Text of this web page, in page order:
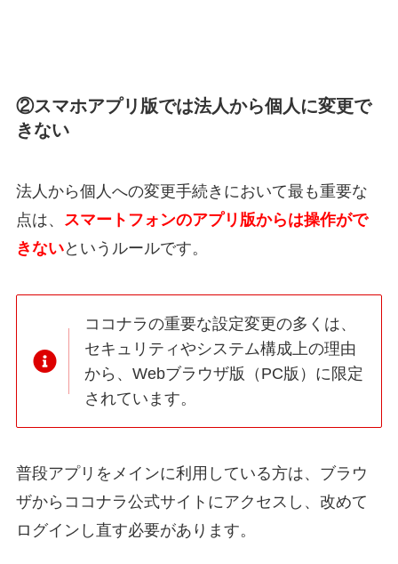
②スマホアプリ版では法人から個人に変更で
きない
法人から個人への変更手続きにおいて最も重要な
点は、 スマートフォンのアプリ版からは操作がで
きないというルールです。
ココナラの重要な設定変更の多くは、
セキュリティやシステム構成上の理由
から、Webブラウザ版（PC版）に限定
されています。
普段アプリをメインに利用している方は、ブラウ
ザからココナラ公式サイトにアクセスし、改めて
ログインし直す必要があります。